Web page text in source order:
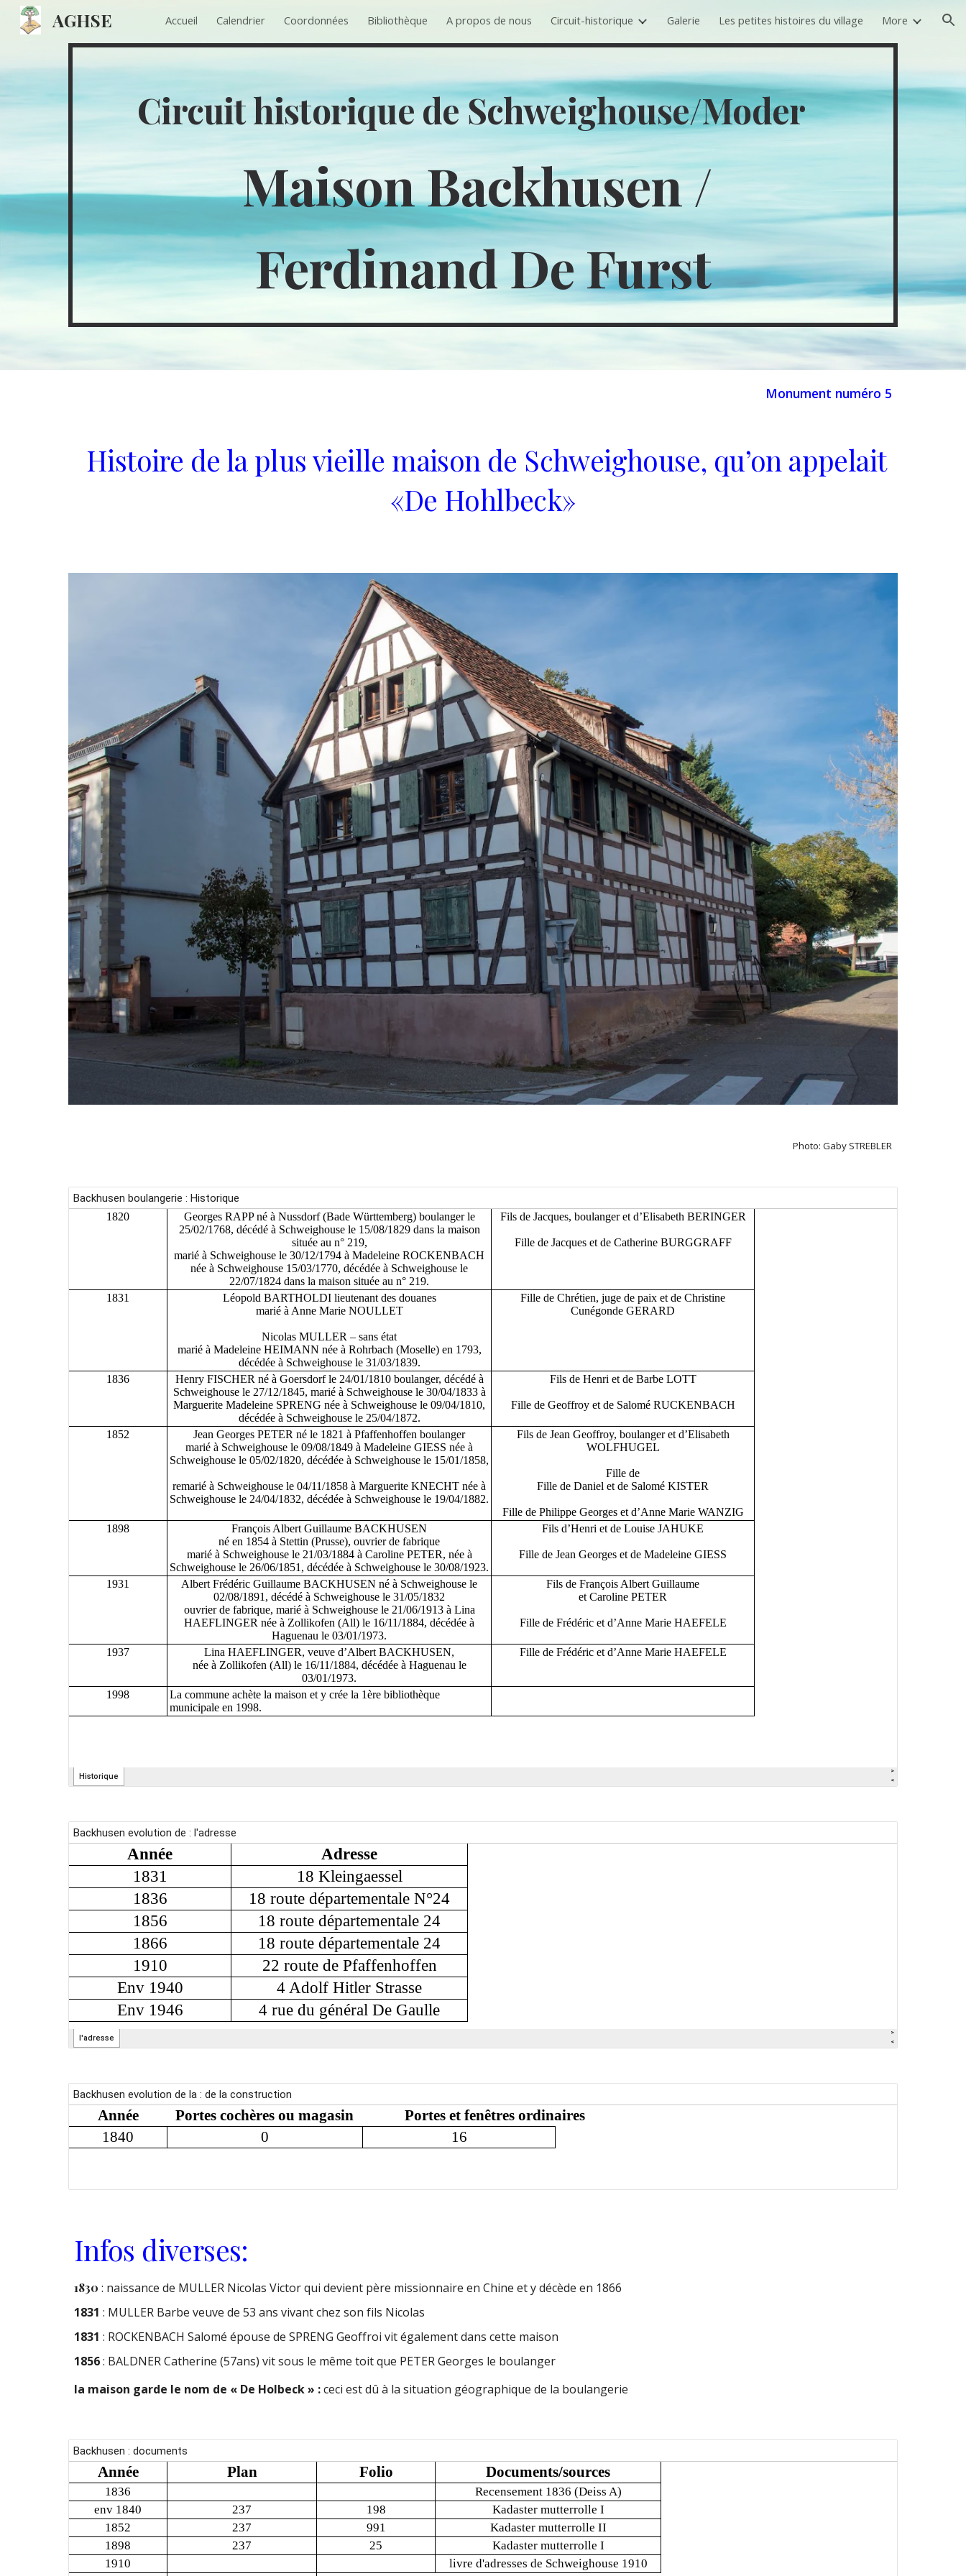
Skip to main content Skip to navigation
AGHSE Accueil Calendrier Coordonnées Bibliothèque A propos de nous Circuit-historique Galerie Les petites histoires du village More
Circuit historique de Schweighouse/Moder
Maison Backhusen /
Ferdinand De Furst
Monument numéro 5
Histoire de la plus vieille maison de Schweighouse, qu’on appelait
«De Hohlbeck»
Photo: Gaby STREBLER
Infos diverses:
1830 : naissance de MULLER Nicolas Victor qui devient père missionnaire en Chine et y décède en 1866
1831 : MULLER Barbe veuve de 53 ans vivant chez son fils Nicolas
1831 : ROCKENBACH Salomé épouse de SPRENG Geoffroi vit également dans cette maison
1856: BALDNER Catherine (57ans) vit sous le même toit que PETER Georges le boulanger
la maison garde le nom de « De Holbeck » :ceci est dû à la situation géographique de la boulangerie